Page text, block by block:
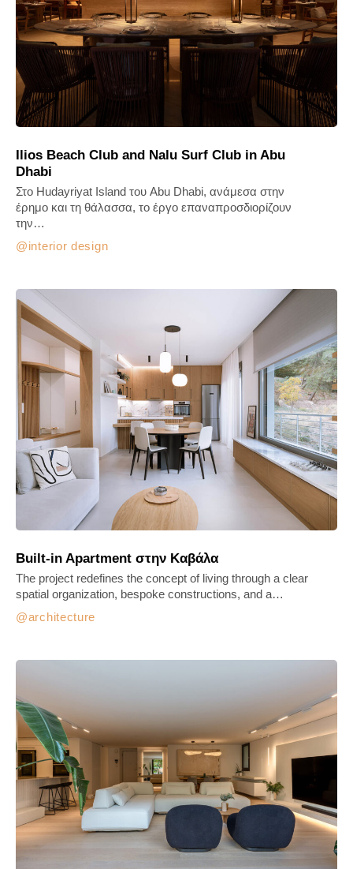
Ilios Beach Club and Nalu Surf Club in Abu
Dhabi
interior design
Στο Hudayriyat Island του Abu Dhabi, ανάμεσα στην
έρημο και τη θάλασσα, το έργο επαναπροσδιορίζουν
την…
Built-in Apartment στην Καβάλα
architecture
The project redefines the concept of living through a clear
spatial organization, bespoke constructions, and a…